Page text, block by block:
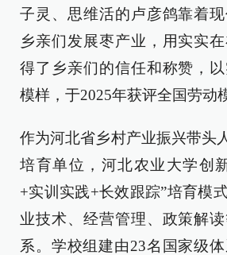
子灵、思维活的卢彦鸽靠着
乡亲们发展枣产业，用实实
得了乡亲们的信任和称赞，
模样，于2025年获评全国劳动
作为河北省乡村产业振兴带头
培育单位，河北农业大学创
+实训实践+长效跟踪”培育模
业技术、经营管理、政策解
系。学校组建由23名国家级